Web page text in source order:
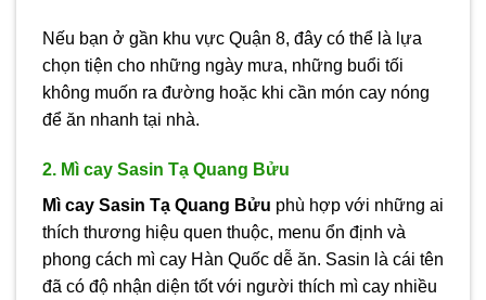
Nếu bạn ở gần khu vực Quận 8, đây có thể là lựa
chọn tiện cho những ngày mưa, những buổi tối
không muốn ra đường hoặc khi cần món cay nóng
để ăn nhanh tại nhà.
2. Mì cay Sasin Tạ Quang Bửu
Mì cay Sasin Tạ Quang Bửu phù hợp với những ai
thích thương hiệu quen thuộc, menu ổn định và
phong cách mì cay Hàn Quốc dễ ăn. Sasin là cái tên
đã có độ nhận diện tốt với người thích mì cay nhiều